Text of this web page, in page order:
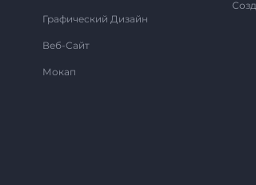
Графический Дизайн
Веб-Сайт
Мокап